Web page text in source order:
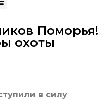
Поморья!
охоты
в силу